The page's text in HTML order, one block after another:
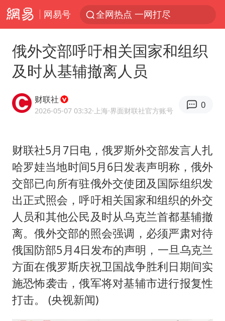
网易号 全网热点 一网打尽
俄外交部呼吁相关国家和组织
及时从基辅撤离人员
财联社
2026-05-07 03:32·上海·界面财联社官方账号
0
财联社5月7日电，俄罗斯外交部发言人扎
哈罗娃当地时间5月6日发表声明称，俄外
交部已向所有驻俄外交使团及国际组织发
出正式照会，呼吁相关国家和组织的外交
人员和其他公民及时从乌克兰首都基辅撤
离。俄外交部的照会强调，必须严肃对待
俄国防部5月4日发布的声明，一旦乌克兰
方面在俄罗斯庆祝卫国战争胜利日期间实
施恐怖袭击，俄军将对基辅市进行报复性
打击。 (央视新闻)